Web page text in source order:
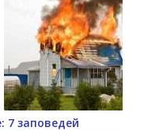
7 заповедей